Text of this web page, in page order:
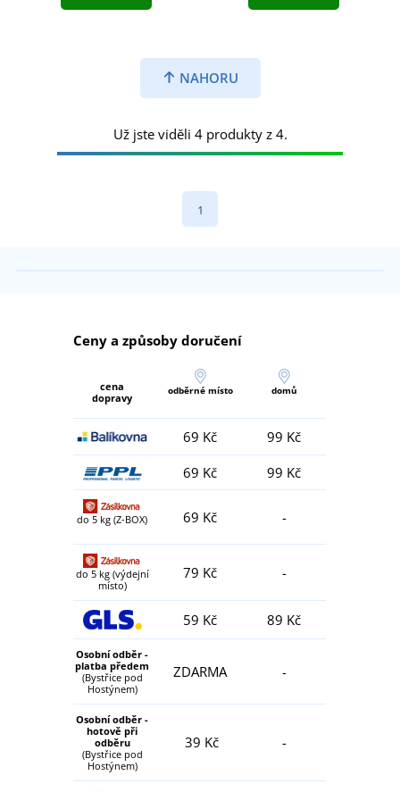
NAHORU
Už jste viděli 4 produkty z 4.
1
Ceny a způsoby doručení
cena
dopravy
odběrné místo domů
69 Kč
99 Kč
69 Kč
99 Kč
do 5 kg (Z-BOX) 69 Kč -
do 5 kg (výdejní
místo)
79 Kč -
59 Kč 89 Kč
Osobní odběr -
platba předem
(Bystřice pod
Hostýnem)
ZDARMA -
Osobní odběr -
hotově při
odběru
(Bystřice pod
Hostýnem)
39 Kč -